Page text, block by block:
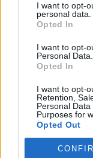
I want to opt-
personal data.
Opted In
I want to opt-
Personal Data.
Opted In
I want to opt-
Retention,
Personal
Purposes for
Opted Out